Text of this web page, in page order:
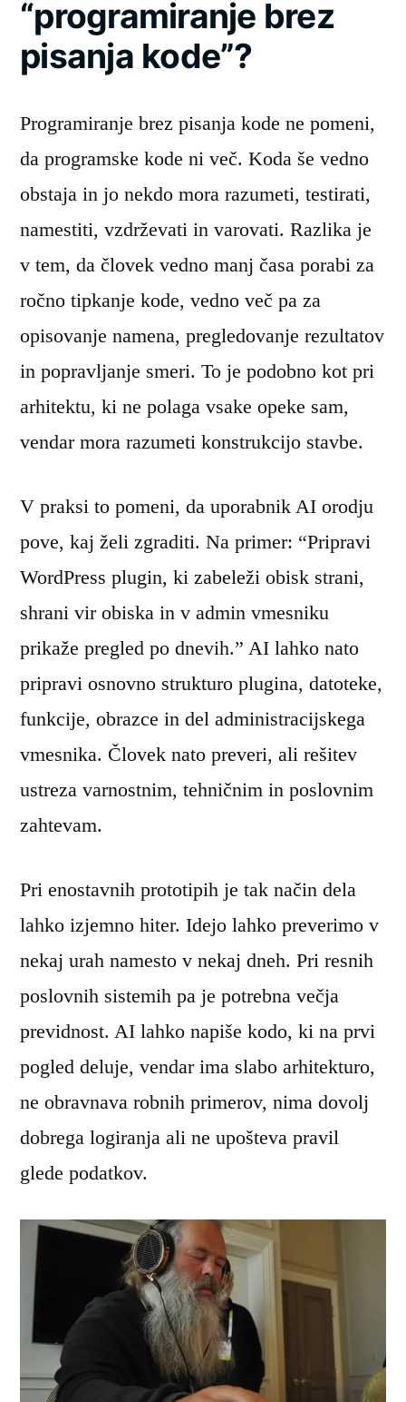
“programiranje brez
pisanja kode”?
Programiranje brez pisanja kode ne pomeni,
da programske kode ni več. Koda še vedno
obstaja in jo nekdo mora razumeti, testirati,
namestiti, vzdrževati in varovati. Razlika je
v tem, da človek vedno manj časa porabi za
ročno tipkanje kode, vedno več pa za
opisovanje namena, pregledovanje rezultatov
in popravljanje smeri. To je podobno kot pri
arhitektu, ki ne polaga vsake opeke sam,
vendar mora razumeti konstrukcijo stavbe.
V praksi to pomeni, da uporabnik AI orodju
pove, kaj želi zgraditi. Na primer: “Pripravi
WordPress plugin, ki zabeleži obisk strani,
shrani vir obiska in v admin vmesniku
prikaže pregled po dnevih.” AI lahko nato
pripravi osnovno strukturo plugina, datoteke,
funkcije, obrazce in del administracijskega
vmesnika. Človek nato preveri, ali rešitev
ustreza varnostnim, tehničnim in poslovnim
zahtevam.
Pri enostavnih prototipih je tak način dela
lahko izjemno hiter. Idejo lahko preverimo v
nekaj urah namesto v nekaj dneh. Pri resnih
poslovnih sistemih pa je potrebna večja
previdnost. AI lahko napiše kodo, ki na prvi
pogled deluje, vendar ima slabo arhitekturo,
ne obravnava robnih primerov, nima dovolj
dobrega logiranja ali ne upošteva pravil
glede podatkov.